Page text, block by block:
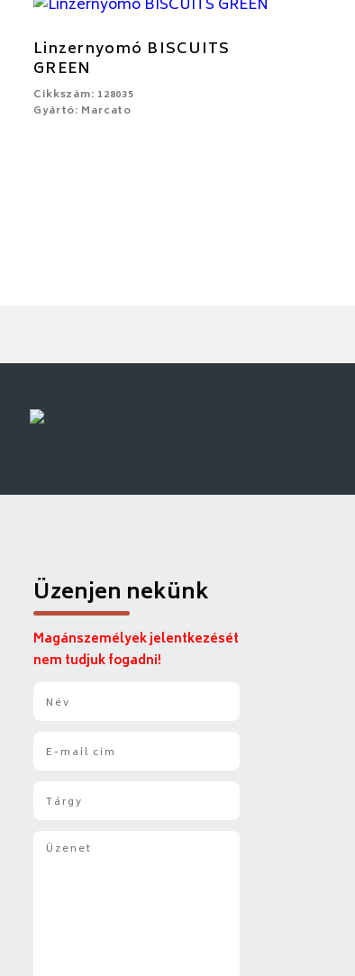
Linzernyomó BISCUITS
GREEN
Cikkszám: 128035
Gyártó: Marcato
Üzenjen nekünk
Magánszemélyek jelentkezését
nem tudjuk fogadni!